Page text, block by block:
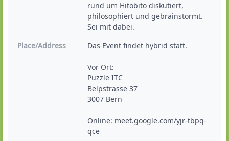
rund um Hitobito diskutiert,
philosophiert und gebrainstormt.
Sei mit dabei.
Place/Address
Das Event findet hybrid statt.
Vor Ort:
Puzzle ITC
Belpstrasse 37
3007 Bern
Online: meet.google.com/yjr-tbpq-
qce